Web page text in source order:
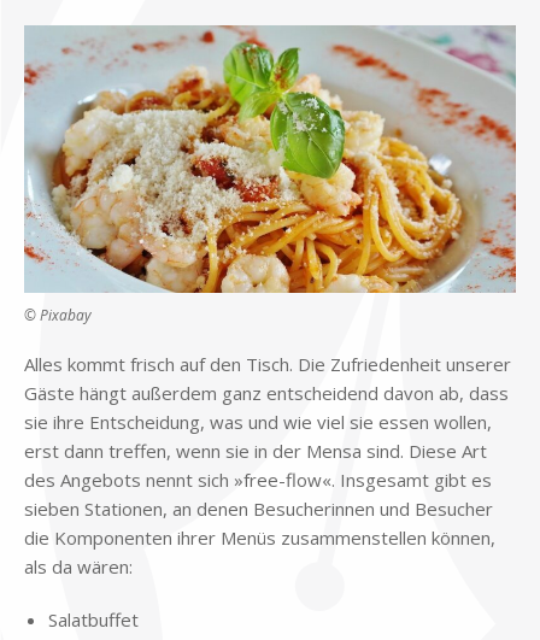
© Pix­a­bay
Al­les kommt frisch auf den Tisch. Die Zu­frie­den­heit un­se­rer
Gä­ste hängt au­ßer­dem ganz ent­schei­dend da­von ab, dass
sie ihre Ent­schei­dung, was und wie viel sie es­sen wol­len,
erst dann tref­fen, wenn sie in der Men­sa sind. Die­se Art
des An­ge­bots nennt sich »free-flow«. Ins­ge­samt gibt es
sie­ben Sta­tio­nen, an de­nen Be­su­che­rin­nen und Be­su­cher
die Kom­po­nen­ten ih­rer Me­nüs zu­sam­men­stel­len kön­nen,
als da wä­ren:
Sa­lat­buf­fet